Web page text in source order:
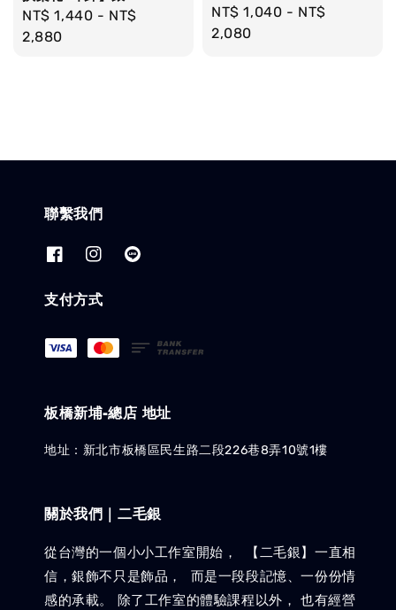
Regular
price
NT$ 1,440 - NT$
2,880
Regular
price
NT$ 1,040 - NT$
2,080
聯繫我們
支付方式
板橋新埔-總店 地址
地址：新北市板橋區民生路二段226巷8弄10號1樓
關於我們｜二毛銀
從台灣的一個小小工作室開始， 【二毛銀】一直相
信，銀飾不只是飾品， 而是一段段記憶、一份份情
感的承載。 除了工作室的體驗課程以外， 也有經營